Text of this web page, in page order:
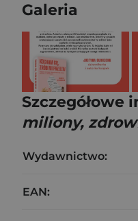
Galeria
Szczegółowe
miliony,
Wydawnictwo:
EAN: